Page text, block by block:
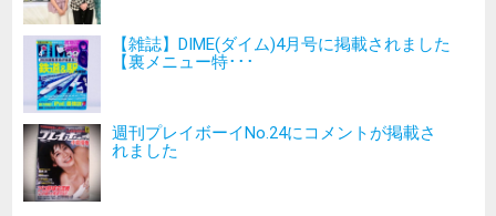
【雑誌】DIME(ダイム)4月号に掲載されました
【裏メニュー特･･･
週刊プレイボーイNo.24にコメントが掲載さ
れました